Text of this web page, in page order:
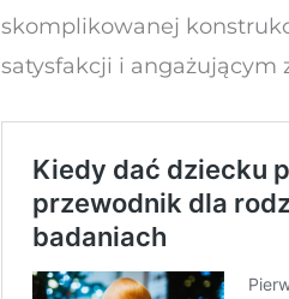
skomplikowanej
satysfakcji i angażującym